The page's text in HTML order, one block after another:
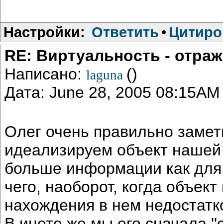
Настройки: Ответить •
RE: Виртуальность -
Написано: laguna ()
Дата: June 28, 2005 08:15AM
Олег очень правильно
идеализируем объект
больше информации как
чего, наоборот, когда
нахождения в нем